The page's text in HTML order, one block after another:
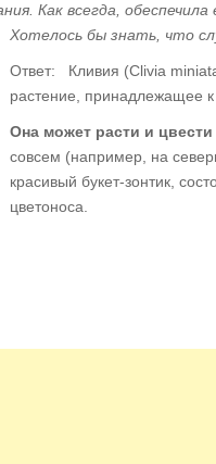
Как всегда,
Хотелось бы знать, что
Ответ: Кливия (Clivia
растение, принадлежащее
Она может расти и
совсем (например, на
красивый букет-зонтик,
цветоноса.